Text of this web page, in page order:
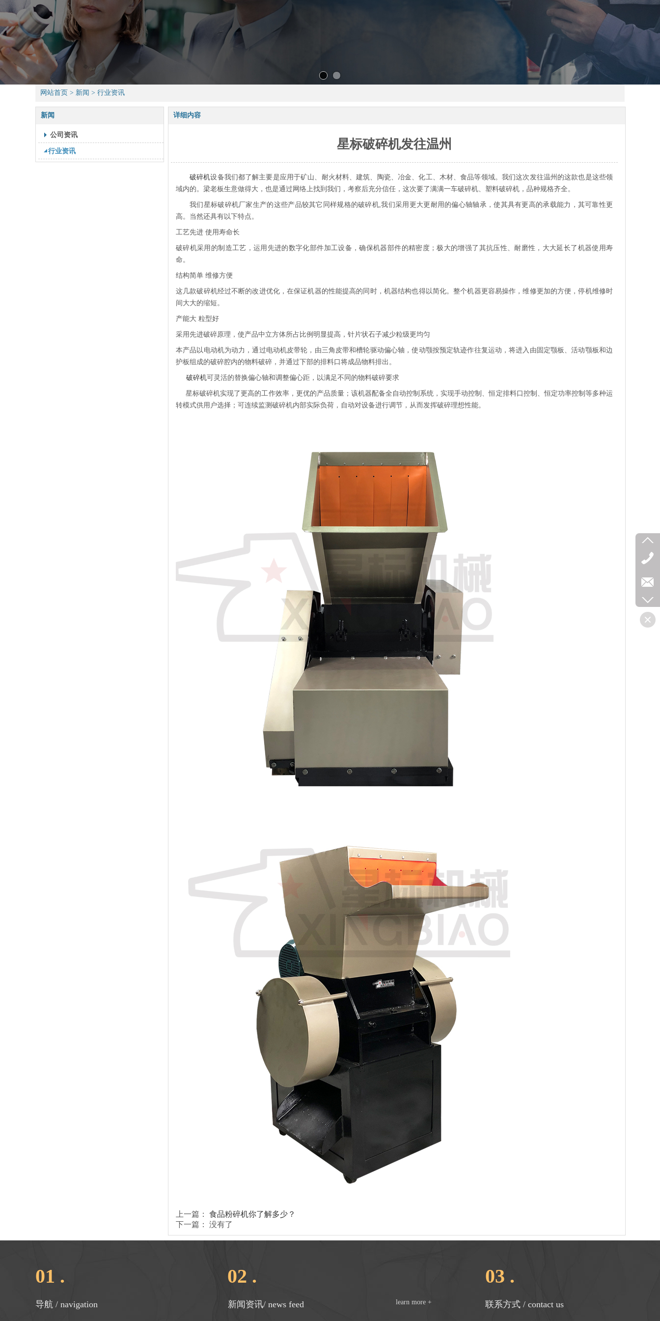
网站首页 > 新闻 > 行业资讯
新闻
公司资讯
行业资讯
详细内容
星标破碎机发往温州
破碎机设备我们都了解主要是应用于矿山、耐火材料、建筑、陶瓷、冶金、化工、木材、食品等领域。我们这次发往温州的这款也是这些领
域内的。梁老板生意做得大，也是通过网络上找到我们，考察后充分信任，这次要了满满一车破碎机、塑料破碎机，品种规格齐全。
我们星标破碎机厂家生产的这些产品较其它同样规格的破碎机,我们采用更大更耐用的偏心轴轴承，使其具有更高的承载能力，其可靠性更
高。当然还具有以下特点。
工艺先进 使用寿命长
破碎机采用的制造工艺，运用先进的数字化部件加工设备，确保机器部件的精密度；极大的增强了其抗压性、耐磨性，大大延长了机器使用寿
命。
结构简单 维修方便
这几款破碎机经过不断的改进优化，在保证机器的性能提高的同时，机器结构也得以简化。整个机器更容易操作，维修更加的方便，停机维修时
间大大的缩短。
产能大 粒型好
采用先进破碎原理，使产品中立方体所占比例明显提高，针片状石子减少粒级更均匀
本产品以电动机为动力，通过电动机皮带轮，由三角皮带和槽轮驱动偏心轴，使动颚按预定轨迹作往复运动，将进入由固定颚板、活动颚板和边
护板组成的破碎腔内的物料破碎，并通过下部的排料口将成品物料排出。
破碎机可灵活的替换偏心轴和调整偏心距，以满足不同的物料破碎要求
星标破碎机实现了更高的工作效率，更优的产品质量；该机器配备全自动控制系统，实现手动控制、恒定排料口控制、恒定功率控制等多种运
转模式供用户选择；可连续监测破碎机内部实际负荷，自动对设备进行调节，从而发挥破碎理想性能。
上一篇：
食品粉碎机你了解多少？
下一篇：
没有了
01 .
导航 / navigation
02 .
新闻资讯/ news feed learn more +
03 .
联系方式 / contact us